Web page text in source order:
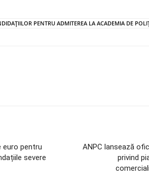
PENTRU ADMITEREA LA ACADEMIA DE
euro pentru
severe
ANPC lansează
privind